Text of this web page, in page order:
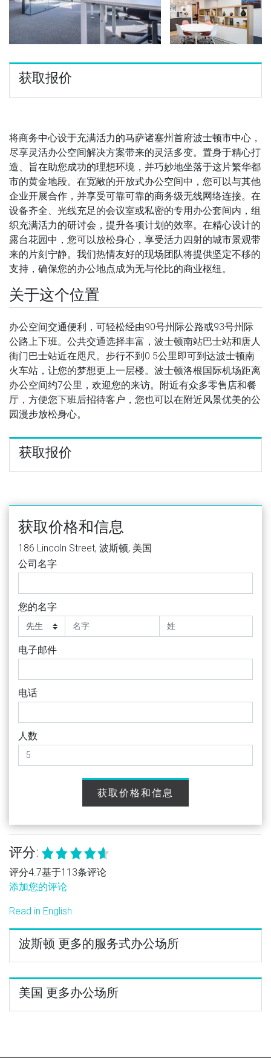
获取报价
将商务中心设于充满活力的马萨诸塞州首府波士顿市中心，
尽享灵活办公空间解决方案带来的灵活多变。置身于精心打
造、旨在助您成功的理想环境，并巧妙地坐落于这片繁华都
市的黄金地段。在宽敞的开放式办公空间中，您可以与其他
企业开展合作，并享受可靠可靠的商务级无线网络连接。在
设备齐全、光线充足的会议室或私密的专用办公套间内，组
织充满活力的研讨会，提升各项计划的效率。在精心设计的
露台花园中，您可以放松身心，享受活力四射的城市景观带
来的片刻宁静。我们热情友好的现场团队将提供坚定不移的
支持，确保您的办公地点成为无与伦比的商业枢纽。
关于这个位置
办公空间交通便利，可轻松经由90号州际公路或93号州际
公路上下班。公共交通选择丰富，波士顿南站巴士站和唐人
街门巴士站近在咫尺。步行不到0.5公里即可到达波士顿南
火车站，让您的梦想更上一层楼。波士顿洛根国际机场距离
办公空间约7公里，欢迎您的来访。附近有众多零售店和餐
厅，方便您下班后招待客户，您也可以在附近风景优美的公
园漫步放松身心。
获取报价
获取价格和信息
186 Lincoln Street, 波斯顿, 美国
公司名字
您的名字
电子邮件
电话
人数
获取价格和信息
评分:
评分4.7基于113条评论
添加您的评论
Read in English
波斯顿 更多的服务式办公场所
美国 更多办公场所